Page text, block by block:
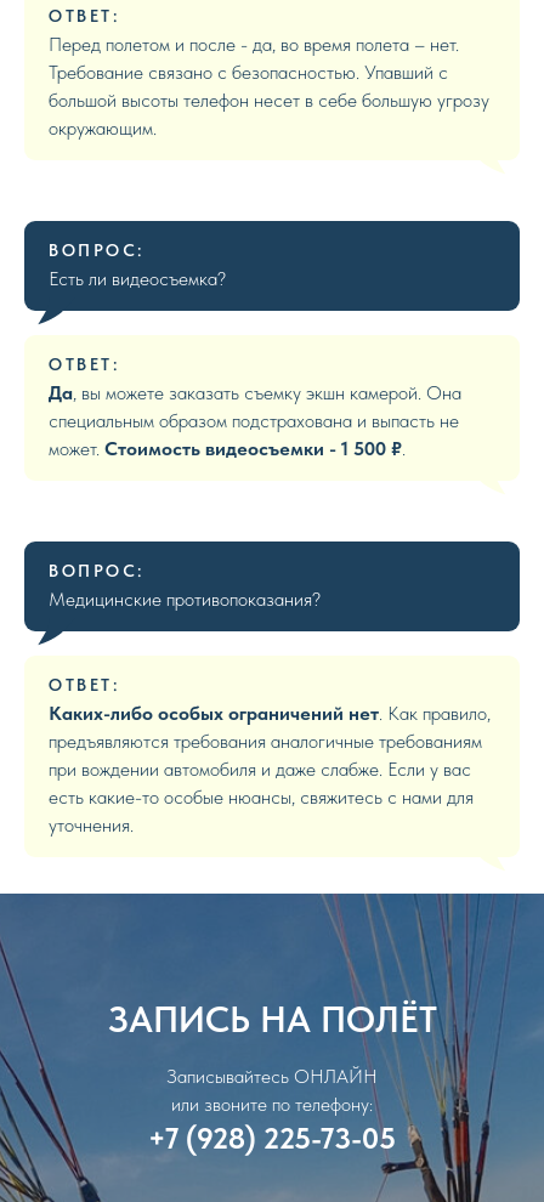
ОТВЕТ:
Перед полетом и после - да, во время полета – нет.
Требование связано с безопасностью. Упавший с
большой высоты телефон несет в себе большую угрозу
окружающим.
ВОПРОС:
Есть ли видеосъемка?
ОТВЕТ:
Да , вы можете заказать съемку экшн камерой. Она
специальным образом подстрахована и выпасть не
может. Стоимость видеосъемки - 1 500 ₽
ВОПРОС:
Медицинские противопоказания?
ОТВЕТ:
Каких-либо особых ограничений нет . Как правило,
предъявляются требования аналогичные требованиям
при вождении автомобиля и даже слабже. Если у вас
есть какие-то особые нюансы, свяжитесь с нами для
уточнения.
ЗАПИСЬ НА ПОЛЁТ
Записывайтесь ОНЛАЙН
или звоните по телефону:
+7 (928) 225-73-05